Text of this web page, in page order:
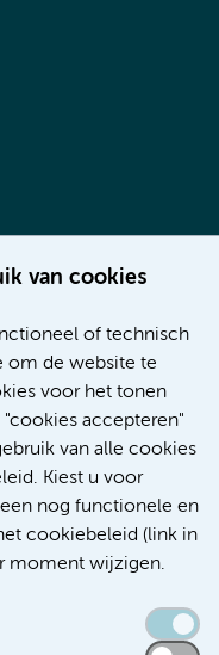
van cookies
of technisch
om de website te
voor het tonen
accepteren"
van alle cookies
Kiest u voor
nog functionele en
cookiebeleid (link in
moment wijzigen.